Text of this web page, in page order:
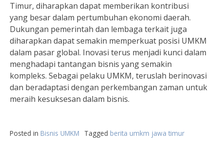
Timur, diharapkan dapat memberikan kontribusi
yang besar dalam pertumbuhan ekonomi daerah.
Dukungan pemerintah dan lembaga terkait juga
diharapkan dapat semakin memperkuat posisi UMKM
dalam pasar global. Inovasi terus menjadi kunci dalam
menghadapi tantangan bisnis yang semakin
kompleks. Sebagai pelaku UMKM, teruslah berinovasi
dan beradaptasi dengan perkembangan zaman untuk
meraih kesuksesan dalam bisnis.
Posted in Bisnis UMKM Tagged berita umkm jawa timur